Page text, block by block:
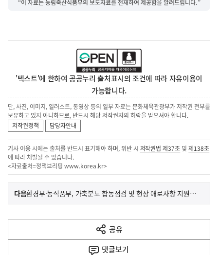
“이 자료는 농림축산식품부의 보도자료를 전재하여 제공함을 알려드립니다.”
'텍스트'에 한하여 공공누리 출처표시의 조건에 따라 자유이용이
가능합니다.
단, 사진, 이미지, 일러스트, 동영상 등의 일부 자료는 문화체육관광부가 저작권 전부를
보유하고 있지 아니하므로, 반드시 해당 저작권자의 허락을 받으셔야 합니다.
저작권정책
담당자안내
기사 이용 시에는 출처를 반드시 표기해야 하며, 위반 시 저작권법 제37조 및제138조
에 따라 처벌될 수 있습니다.
<자료출처=정책브리핑 www.korea.kr>
이
전
다
음
다음기
환경부·농식품부, 가축분뇨 합동점검 및 현장 애로사항 지원 강화
공유
열
기
댓글보기